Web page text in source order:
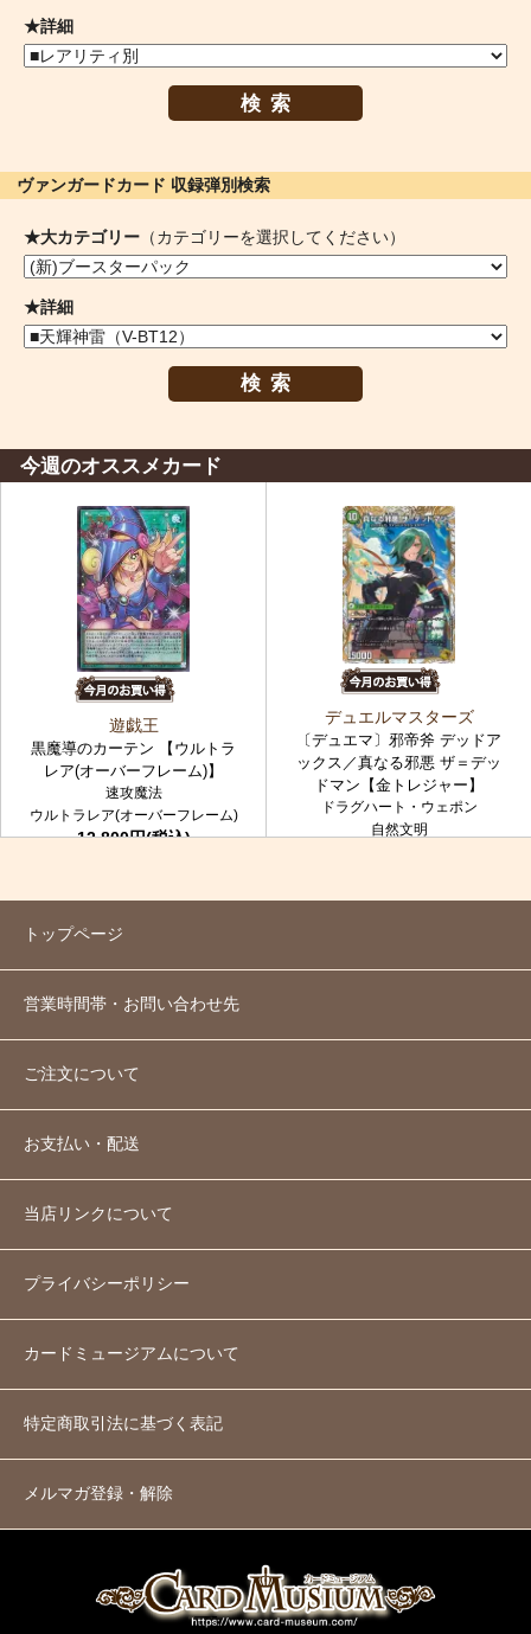
★詳細
検索
ヴァンガードカード 収録弾別検索
★大カテゴリー （カテゴリーを選択してください）
★詳細
検索
今週のオススメカード
遊戯王
黒魔導のカーテン 【ウルトラ
レア(オーバーフレーム)】
速攻魔法
ウルトラレア(オーバーフレーム)
12,800円(税込)
デュエルマスターズ
〔デュエマ〕邪帝斧 デッドア
ックス／真なる邪悪 ザ＝デッ
ドマン【金トレジャー】
ドラグハート・ウェポン
自然文明
トップページ
営業時間帯・お問い合わせ先
ご注文について
お支払い・配送
当店リンクについて
プライバシーポリシー
カードミュージアムについて
特定商取引法に基づく表記
メルマガ登録・解除